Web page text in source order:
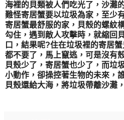
海裡的貝類被人們吃光了，沙灘
難怪寄居蟹要以垃圾為家，至少
寄居蟹最舒服的家，貝殼的螺紋
勾住，遇到敵人攻擊時，就縮回
口，結果呢?住在垃圾裡的寄居
都不要了，馬上竄逃，可是沒有
貝殼少了，寄居蟹也少了，而垃
小動作，卻操控著生物的未來，
貝殼還給大海，將垃圾帶離沙灘